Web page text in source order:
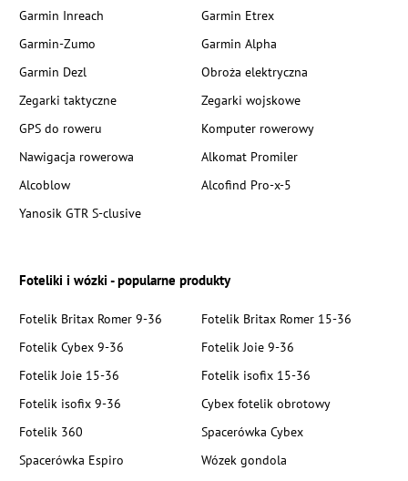
Garmin Inreach
Garmin Etrex
Garmin-Zumo
Garmin Alpha
Garmin Dezl
Obroża elektryczna
Zegarki taktyczne
Zegarki wojskowe
GPS do roweru
Komputer rowerowy
Nawigacja rowerowa
Alkomat Promiler
Alcoblow
Alcofind Pro-x-5
Yanosik GTR S-clusive
Foteliki i wózki - popularne produkty
Fotelik Britax Romer 9-36
Fotelik Britax Romer 15-36
Fotelik Cybex 9-36
Fotelik Joie 9-36
Fotelik Joie 15-36
Fotelik isofix 15-36
Fotelik isofix 9-36
Cybex fotelik obrotowy
Fotelik 360
Spacerówka Cybex
Spacerówka Espiro
Wózek gondola